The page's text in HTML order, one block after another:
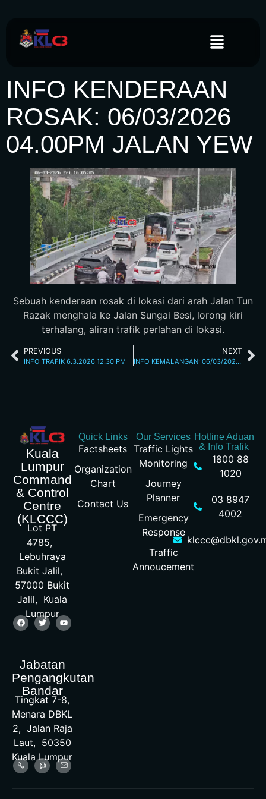
INFO KENDERAAN
ROSAK: 06/03/2026
04.00PM JALAN YEW
Sebuah kenderaan rosak di lokasi dari arah Jalan Tun
Razak menghala ke Jalan Sungai Besi, lorong kiri
terhalang, aliran trafik perlahan di lokasi.
PREVIOUS
INFO TRAFIK 6.3.2026 12.30 PM
NEXT
INFO KEMALANGAN: 06/03/2026 05.05PM JALAN JALIL PERKASA
Kuala
Lumpur
Command
& Control
Centre
(KLCCC)
Lot PT
4785,
Lebuhraya
Bukit Jalil,
57000 Bukit
Jalil, Kuala
Lumpur
Jabatan
Pengangkutan
Bandar
Tingkat 7-8,
Menara DBKL
2, Jalan Raja
Laut, 50350
Kuala Lumpur
Quick Links
Factsheets
Organization
Chart
Contact Us
Our Services
Traffic Lights
Monitoring
Journey
Planner
Emergency
Response
Traffic
Annoucement
Hotline Aduan
& Info Trafik
1800 88
1020
03 8947
4002